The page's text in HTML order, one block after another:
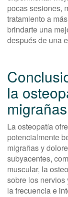
pocas sesiones,
tratamiento a
brindarte una
después de una
la
La osteopatía
potencialmente
migrañas y
subyacentes,
muscular, la
sobre los
la frecuencia e